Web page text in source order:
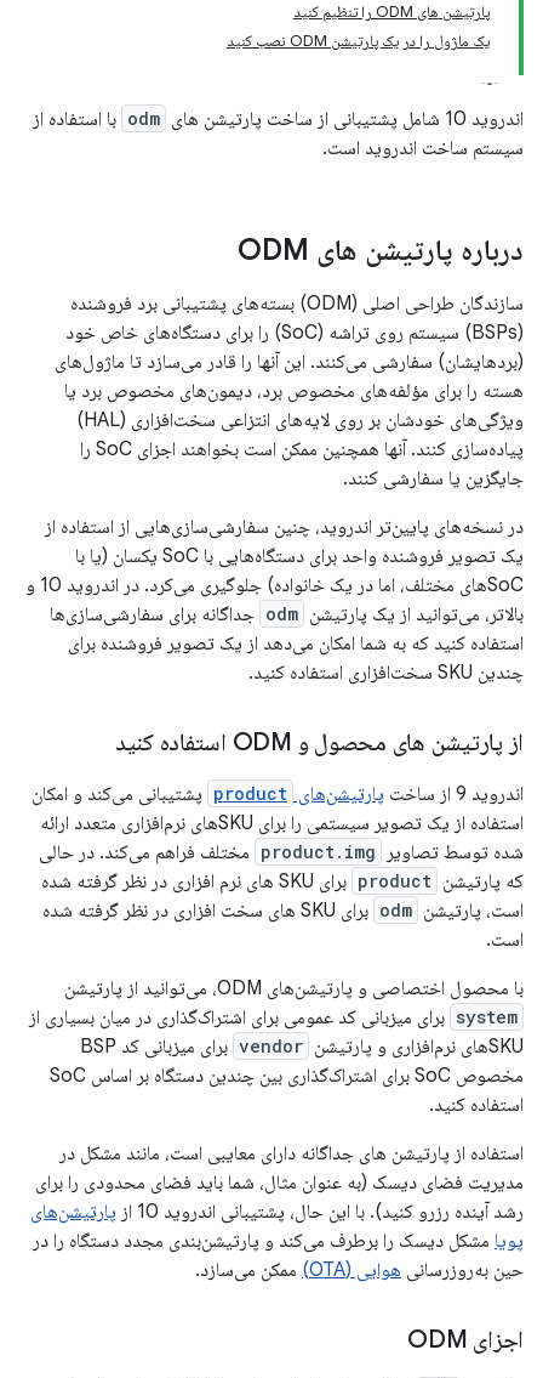
پارتیشن های ODM را تنظیم کنید
یک ماژول را در یک پارتیشن ODM نصب کنید
اندروید 10 شامل پشتیبانی از ساخت پارتیشن های odm با استفاده از
سیستم ساخت اندروید است.
درباره پارتیشن های ODM
سازندگان طراحی اصلی (ODM) بسته‌های پشتیبانی برد فروشنده
(BSPs) سیستم روی تراشه (SoC) را برای دستگاه‌های خاص خود
(بردهایشان) سفارشی می‌کنند. این آنها را قادر می‌سازد تا ماژول‌های
هسته را برای مؤلفه‌های مخصوص برد، دیمون‌های مخصوص برد یا
ویژگی‌های خودشان بر روی لایه‌های انتزاعی سخت‌افزاری (HAL)
پیاده‌سازی کنند. آنها همچنین ممکن است بخواهند اجزای SoC را
جایگزین یا سفارشی کنند.
در نسخه‌های پایین‌تر اندروید، چنین سفارشی‌سازی‌هایی از استفاده از
یک تصویر فروشنده واحد برای دستگاه‌هایی با SoC یکسان (یا با
SoCهای مختلف، اما در یک خانواده) جلوگیری می‌کرد. در اندروید 10 و
بالاتر، می‌توانید از یک پارتیشن odm جداگانه برای سفارشی‌سازی‌ها
استفاده کنید که به شما امکان می‌دهد از یک تصویر فروشنده برای
چندین SKU سخت‌افزاری استفاده کنید.
از پارتیشن های محصول و ODM استفاده کنید
اندروید 9 از ساخت پارتیشن‌های product پشتیبانی می‌کند و امکان
استفاده از یک تصویر سیستمی را برای SKUهای نرم‌افزاری متعدد ارائه
شده توسط تصاویر
product.img مختلف فراهم می‌کند. در حالی
که پارتیشن product
برای SKU های نرم افزاری در نظر گرفته شده
است، پارتیشن odm
برای SKU های سخت افزاری در نظر گرفته شده
است.
با محصول اختصاصی و پارتیشن‌های ODM، می‌توانید از پارتیشن
system برای میزبانی کد عمومی برای اشتراک‌گذاری در میان بسیاری از
SKUهای نرم‌افزاری و پارتیشن
vendor
برای میزبانی کد BSP
مخصوص SoC برای اشتراک‌گذاری بین چندین دستگاه بر اساس SoC
استفاده کنید.
استفاده از پارتیشن های جداگانه دارای معایبی است، مانند مشکل در
مدیریت فضای دیسک (به عنوان مثال، شما باید فضای محدودی را برای
رشد آینده رزرو کنید). با این حال، پشتیبانی اندروید 10 از
پارتیشن‌های
پویا مشکل دیسک را برطرف می‌کند و پارتیشن‌بندی مجدد دستگاه را در
حین به‌روزرسانی هوایی (OTA) ممکن می‌سازد.
اجزای ODM